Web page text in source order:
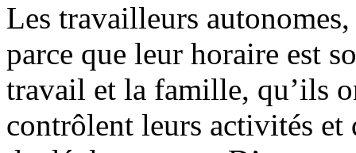
Les travailleurs
parce que leur horaire est
travail et la famille, qu’ils
contrôlent leurs activités et